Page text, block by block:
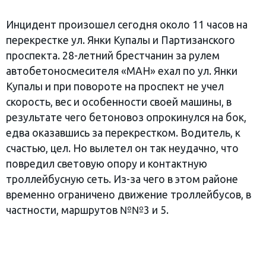
Инцидент произошел сегодня около 11 часов на
перекрестке ул. Янки Купалы и Партизанского
проспекта. 28-летний брестчанин за рулем
автобетоносмесителя «МАН» ехал по ул. Янки
Купалы и при повороте на проспект не учел
скорость, вес и особенности своей машины, в
результате чего бетоновоз опрокинулся на бок,
едва оказавшись за перекрестком. Водитель, к
счастью, цел. Но вылетел он так неудачно, что
повредил световую опору и контактную
троллейбусную сеть. Из-за чего в этом районе
временно ограничено движение троллейбусов, в
частности, маршрутов №№3 и 5.